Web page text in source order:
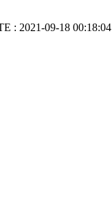
: 2021-09-18 00:18:04